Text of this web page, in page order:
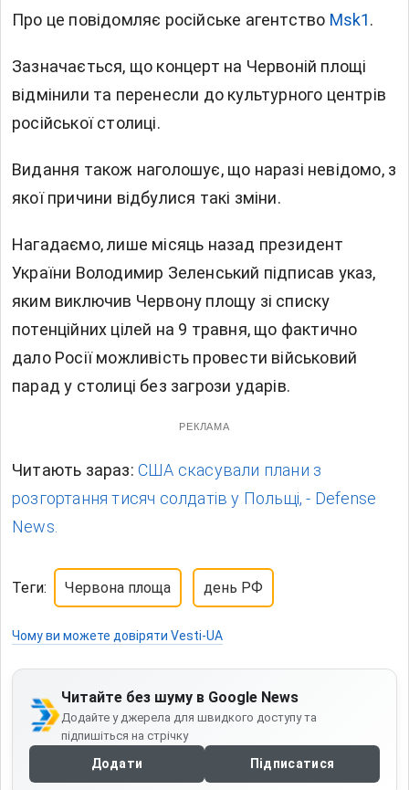
Про це повідомляє російське агентство Msk1.
Зазначається, що концерт на Червоній площі
відмінили та перенесли до культурного центрів
російської столиці.
Видання також наголошує, що наразі невідомо, з
якої причини відбулися такі зміни.
Нагадаємо, лише місяць назад президент
України Володимир Зеленський підписав указ,
яким виключив Червону площу зі списку
потенційних цілей на 9 травня, що фактично
дало Росії можливість провести військовий
парад у столиці без загрози ударів.
РЕКЛАМА
Читають зараз: США скасували плани з
розгортання тисяч солдатів у Польщі, - Defense
News.
Теги: Червона площа день РФ
Чому ви можете довіряти Vesti-UA
Читайте без шуму в Google News
Додайте у джерела для швидкого доступу та
підпишіться на стрічку
Додати Підписатися